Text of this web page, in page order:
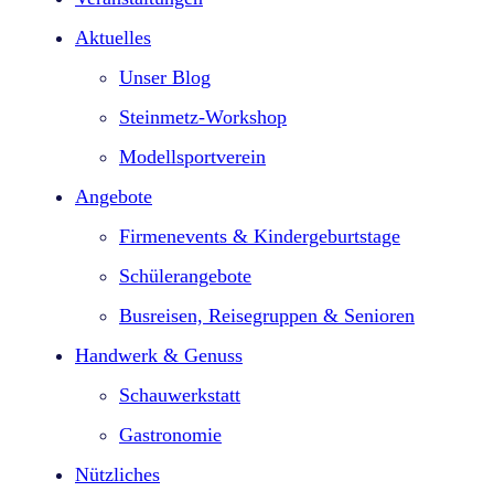
Aktuelles
Unser Blog
Steinmetz-Workshop
Modellsportverein
Angebote
Firmenevents & Kindergeburtstage​
Schülerangebote
Busreisen, Reisegruppen & Senioren
Handwerk & Genuss
Schauwerkstatt
Gastronomie
Nützliches